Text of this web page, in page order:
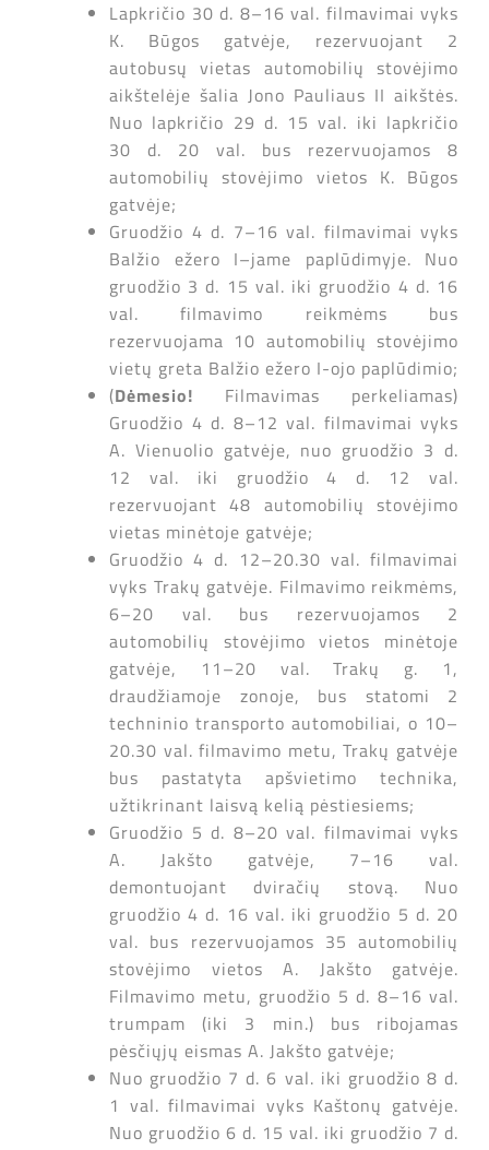
Lapkričio 30 d. 8–16 val. filmavimai vyks
K. Būgos gatvėje, rezervuojant 2
autobusų vietas automobilių stovėjimo
aikštelėje šalia Jono Pauliaus II aikštės.
Nuo lapkričio 29 d. 15 val. iki lapkričio
30 d. 20 val. bus rezervuojamos 8
automobilių stovėjimo vietos K. Būgos
gatvėje;
Gruodžio 4 d. 7–16 val. filmavimai vyks
Balžio ežero I–jame paplūdimyje. Nuo
gruodžio 3 d. 15 val. iki gruodžio 4 d. 16
val. filmavimo reikmėms bus
rezervuojama 10 automobilių stovėjimo
vietų greta Balžio ežero I-ojo paplūdimio;
(Dėmesio! Filmavimas perkeliamas)
Gruodžio 4 d. 8–12 val. filmavimai vyks
A. Vienuolio gatvėje, nuo gruodžio 3 d.
12 val. iki gruodžio 4 d. 12 val.
rezervuojant 48 automobilių stovėjimo
vietas minėtoje gatvėje;
Gruodžio 4 d. 12–20.30 val. filmavimai
vyks Trakų gatvėje. Filmavimo reikmėms,
6–20 val. bus rezervuojamos 2
automobilių stovėjimo vietos minėtoje
gatvėje, 11–20 val. Trakų g. 1,
draudžiamoje zonoje, bus statomi 2
techninio transporto automobiliai, o 10–
20.30 val. filmavimo metu, Trakų gatvėje
bus pastatyta apšvietimo technika,
užtikrinant laisvą kelią pėstiesiems;
Gruodžio 5 d. 8–20 val. filmavimai vyks
A. Jakšto gatvėje, 7–16 val.
demontuojant dviračių stovą. Nuo
gruodžio 4 d. 16 val. iki gruodžio 5 d. 20
val. bus rezervuojamos 35 automobilių
stovėjimo vietos A. Jakšto gatvėje.
Filmavimo metu, gruodžio 5 d. 8–16 val.
trumpam (iki 3 min.) bus ribojamas
pėsčiųjų eismas A. Jakšto gatvėje;
Nuo gruodžio 7 d. 6 val. iki gruodžio 8 d.
1 val. filmavimai vyks Kaštonų gatvėje.
Nuo gruodžio 6 d. 15 val. iki gruodžio 7 d.